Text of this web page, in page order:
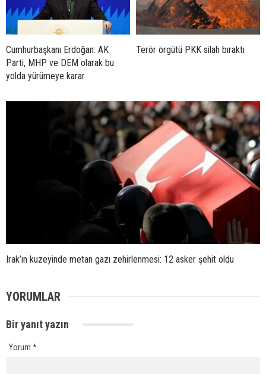
Cumhurbaşkanı Erdoğan: AK
Parti, MHP ve DEM olarak bu
yolda yürümeye karar
Terör örgütü PKK silah bıraktı
Irak’ın kuzeyinde metan gazı zehirlenmesi: 12 asker şehit oldu
YORUMLAR
Bir yanıt yazın
Yorum *